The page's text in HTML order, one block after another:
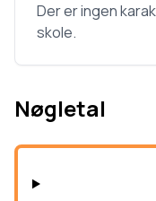
Der er ingen
skole.
Nøgletal